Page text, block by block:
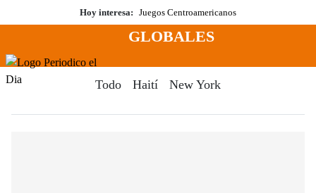
al
Hoy interesa: Juegos Centroamericanos
Menú
GLOBALES
Todo Haití New York